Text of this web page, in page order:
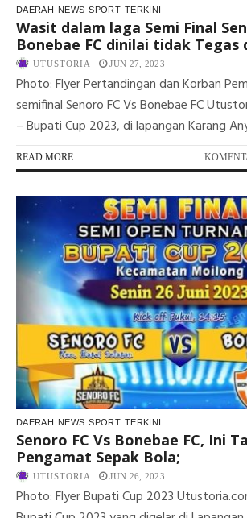
DAERAH NEWS SPORT TERKINI
Wasit dalam laga Semi Final
Bonebae FC dinilai tidak Tegas
UTUSTORIA JUN 27, 2023
Photo: Flyer Pertandingan dan Korban
semifinal Senoro FC Vs Bonebae FC
– Bupati Cup 2023, di lapangan Karang
READ MORE
DAERAH NEWS SPORT TERKINI
Senoro FC Vs Bonebae FC, Ini
Pengamat Sepak Bola;
UTUSTORIA JUN 26, 2023
Photo: Flyer Bupati Cup 2023